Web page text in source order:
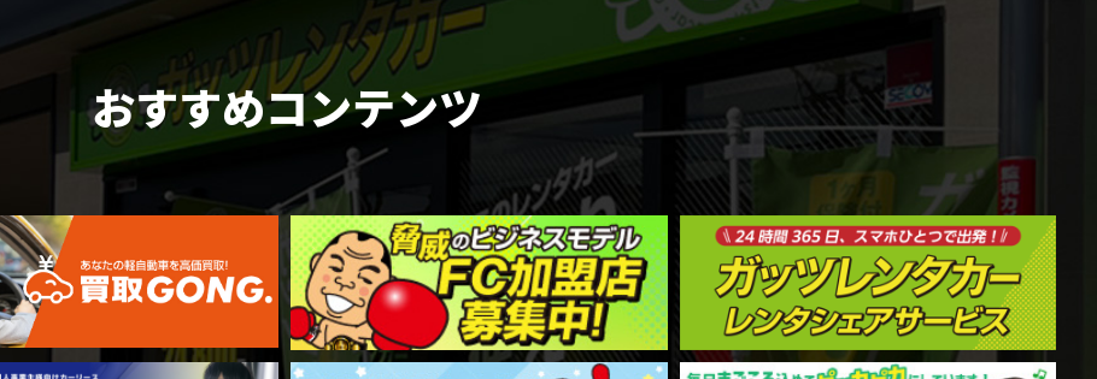
おすすめコンテンツ